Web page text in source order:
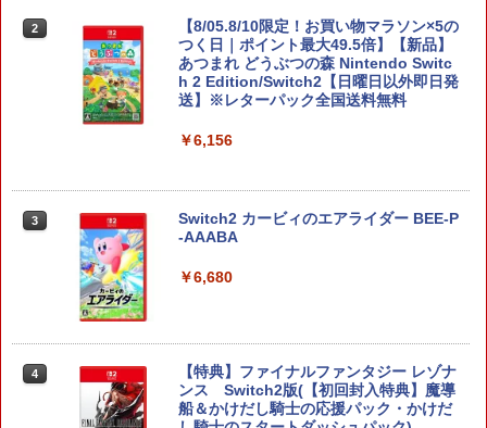
2
【8/05.8/10限定！お買い物マラソン×5の
つく日｜ポイント最大49.5倍】【新品】
あつまれ どうぶつの森 Nintendo Switc
h 2 Edition/Switch2【日曜日以外即日発
送】※レターパック全国送料無料
￥6,156
3
Switch2 カービィのエアライダー BEE-P
-AAABA
￥6,680
4
【特典】ファイナルファンタジー レゾナ
ンス Switch2版(【初回封入特典】魔導
船＆かけだし騎士の応援パック・かけだ